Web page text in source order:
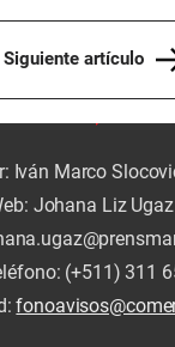
Siguiente artículo
Iván Marco
Johana Liz
(+511) 311